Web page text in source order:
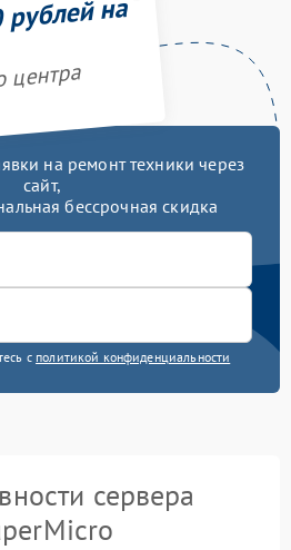
на
центра
на ремонт техники через
сайт,
бессрочная скидка
с политикой конфиденциальности
сервера